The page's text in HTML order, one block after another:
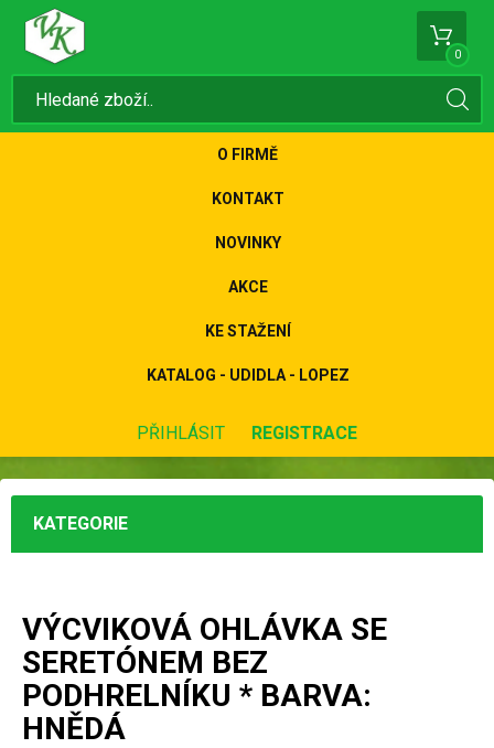
0
O FIRMĚ
KONTAKT
NOVINKY
AKCE
KE STAŽENÍ
KATALOG - UDIDLA - LOPEZ
PŘIHLÁSIT REGISTRACE
KATEGORIE
VÝCVIKOVÁ OHLÁVKA SE
SERETÓNEM BEZ
PODHRELNÍKU * BARVA:
HNĚDÁ